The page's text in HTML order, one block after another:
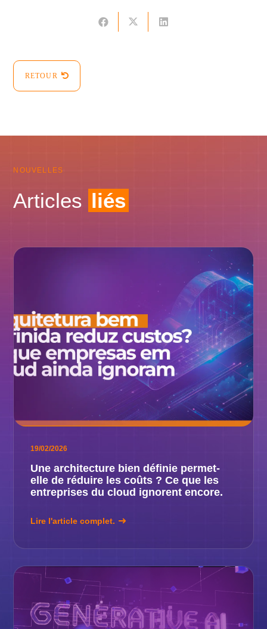
RETOUR
NOUVELLES
Articles liés
19/02/2026
Une architecture bien définie permet-
elle de réduire les coûts ? Ce que les
entreprises du cloud ignorent encore.
Lire l'article complet.